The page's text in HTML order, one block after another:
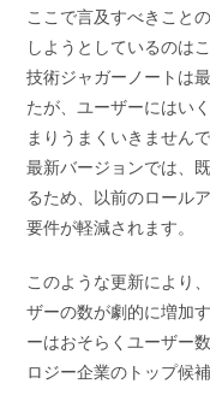
ここで言及すべきこと
しようとしているのは
技術ジャガーノートは
たが、ユーザーにはい
まりうまくいきません
最新バージョンでは、
るため、以前のロール
要件が軽減されます。
このような更新により
ザーの数が劇的に増加
ーはおそらくユーザー
ロジー企業のトップ候